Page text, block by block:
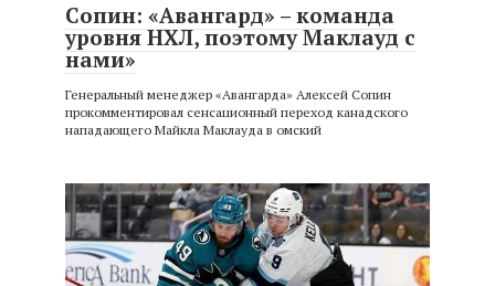
Сопин: «Авангард» – команда
уровня НХЛ, поэтому Маклауд с
нами»
Генеральный менеджер «Авангарда» Алексей Сопин
прокомментировал сенсационный переход канадского
нападающего Майкла Маклауда в омский